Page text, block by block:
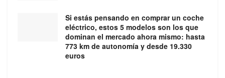
Si estás pensando en comprar un coche
eléctrico, estos 5 modelos son los que
dominan el mercado ahora mismo: hasta
773 km de autonomía y desde 19.330
euros